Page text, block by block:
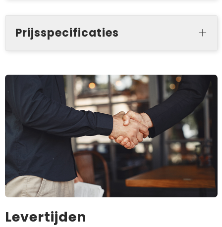
Prijsspecificaties
Levertijden